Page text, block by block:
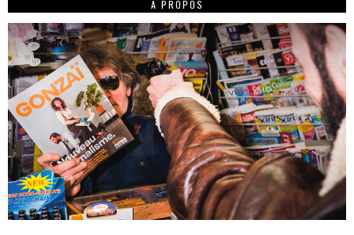
A PROPOS